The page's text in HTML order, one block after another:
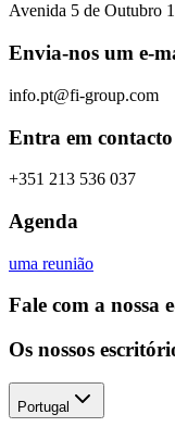
Avenida 5 de Outubro
Envia-nos um e-
info.pt@fi-group.com
Entra em contacto
+351 213 536 037
Agenda
uma reunião
Fale com a nossa
Os nossos
Portugal